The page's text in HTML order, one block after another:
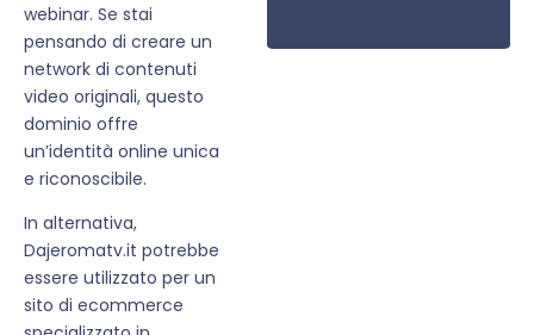
webinar. Se stai
pensando di creare un
network di contenuti
video originali, questo
dominio offre
un’identità online unica
e riconoscibile.
In alternativa,
Dajeromatv.it potrebbe
essere utilizzato per un
sito di ecommerce